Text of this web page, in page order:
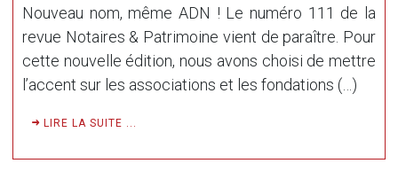
Nouveau nom, même ADN ! Le numéro 111 de la
revue Notaires & Patrimoine vient de paraître. Pour
cette nouvelle édition, nous avons choisi de mettre
l’accent sur les associations et les fondations (…)
LIRE LA SUITE ...